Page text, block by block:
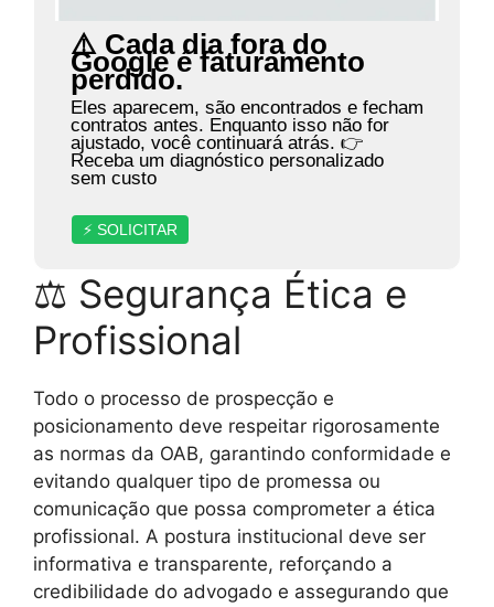
⚠️ Cada dia fora do
Google é faturamento
perdido.
Eles aparecem, são encontrados e fecham
contratos antes. Enquanto isso não for
ajustado, você continuará atrás. 👉
Receba um diagnóstico personalizado
sem custo
⚡ SOLICITAR
⚖ Segurança Ética e
Profissional
Todo o processo de prospecção e
posicionamento deve respeitar rigorosamente
as normas da OAB, garantindo conformidade e
evitando qualquer tipo de promessa ou
comunicação que possa comprometer a ética
profissional. A postura institucional deve ser
informativa e transparente, reforçando a
credibilidade do advogado e assegurando que